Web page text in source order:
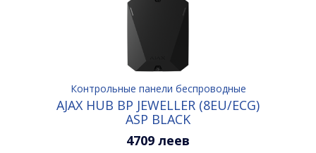
Контрольные панели беспроводные
AJAX HUB BP JEWELLER (8EU/ECG)
ASP BLACK
4709 леев